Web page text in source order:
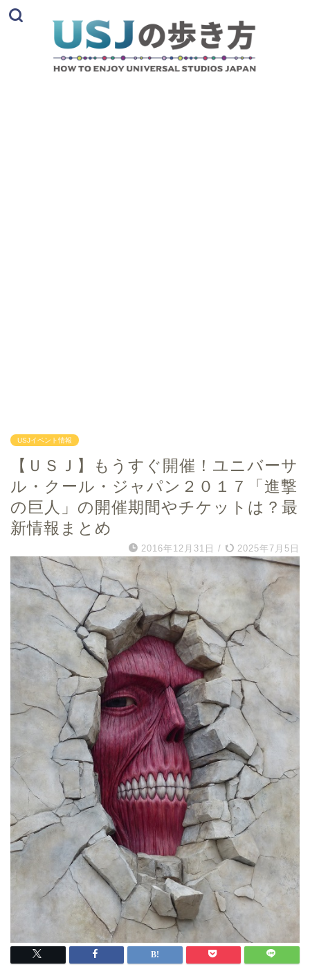
USJイベント情報
【ＵＳＪ】もうすぐ開催！ユニバーサ
ル・クール・ジャパン２０１７「進撃
の巨人」の開催期間やチケットは？最
新情報まとめ
2016年12月31日 / 2025年7月5日